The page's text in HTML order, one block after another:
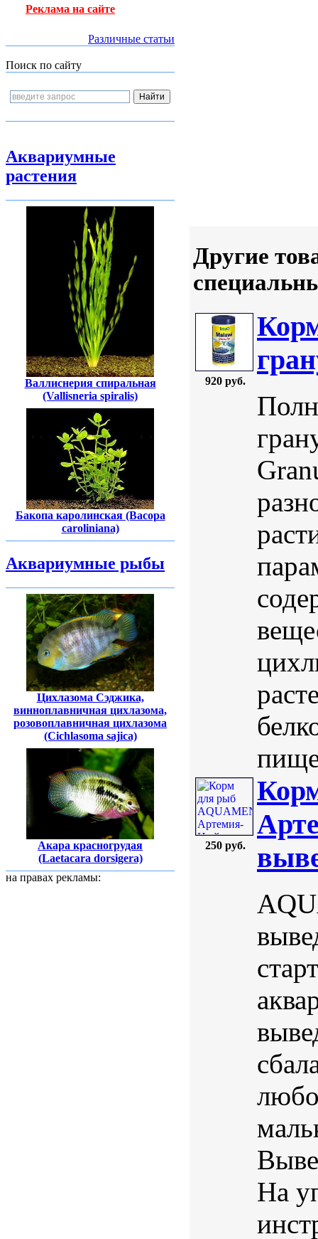
Реклама на сайте
Различные статьи
Поиск по сайту
Аквариумные
растения
Валлиснерия спиральная
(Vallisneria spiralis)
Бакопа каролинская (Bасора
caroliniana)
Аквариумные рыбы
Цихлазома Сэджика,
винноплавничная цихлазома,
розовоплавничная цихлазома
(Cichlasoma sajica)
Акара красногрудая
(Laetacara dorsigera)
на правах рекламы:
Другие
920 руб.
250 руб.
На